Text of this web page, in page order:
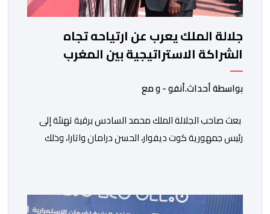
جلالة الملك يعرب عن ارتياحه تجاه
الشراكة الاستراتيجية بين المغرب
والكوت ديفوار
بواسطة أحداث.أنفو - و مع
بعث صاحب الجلالة الملك محمد السادس برقية تهنئة إلى
رئيس جمهورية كوت ديفوار، الحسن درامان واتارا، وذلك
متمنيات جلالته بموصول التقدم والازدهار للشعب الإيفواري.
ومما جاء في برقية جلالة الملك “لقد تمكنت المملكة